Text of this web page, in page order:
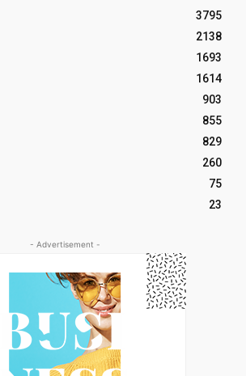
3795
2138
1693
1614
903
855
829
260
75
23
- Advertisement -